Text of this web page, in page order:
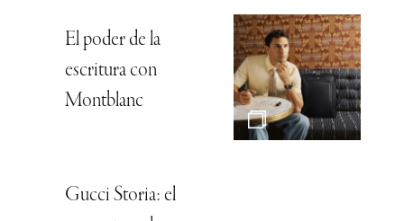
El poder de la
escritura con
Montblanc
Gucci Storia: el